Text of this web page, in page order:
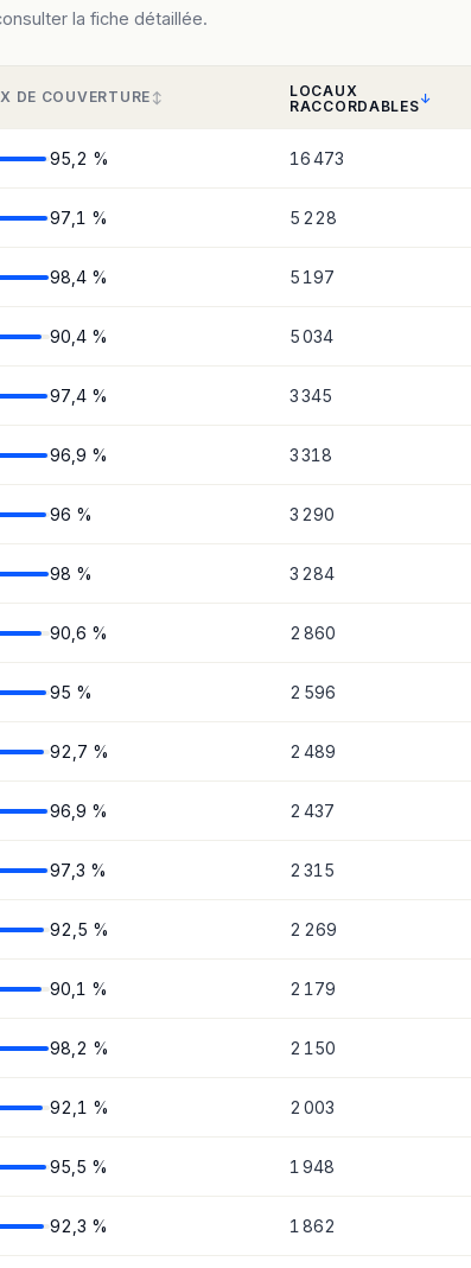
la fiche détaillée.
DE COUVERTURE
LOCAUX
RACCORDABLES
95,2 % 16 473
97,1 % 5 228
98,4 % 5 197
90,4 % 5 034
97,4 % 3 345
96,9 % 3 318
96 % 3 290
98 % 3 284
90,6 % 2 860
95 % 2 596
92,7 % 2 489
96,9 % 2 437
97,3 % 2 315
92,5 % 2 269
90,1 % 2 179
98,2 % 2 150
92,1 % 2 003
95,5 % 1 948
92,3 % 1 862